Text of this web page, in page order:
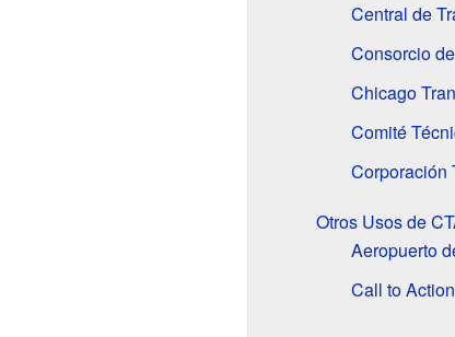
Central de
Consorcio
Chicago
Comité
Corporación
Otros Usos de
Aeropuerto
Call to